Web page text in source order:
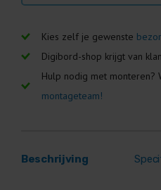
Kies zelf je gewenste
Digibord-shop krijgt van
Hulp nodig met monteren?
montageteam!
Beschrijving